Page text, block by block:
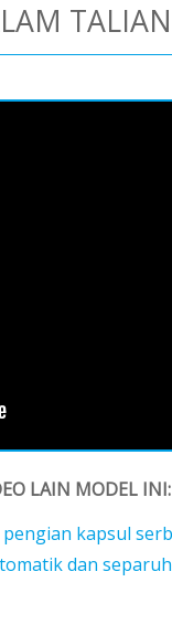
TALIAN
LAIN MODEL INI:
kapsul
dan